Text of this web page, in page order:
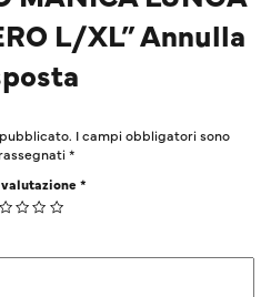
L/XL” Annulla
I campi obbligatori sono
*
*